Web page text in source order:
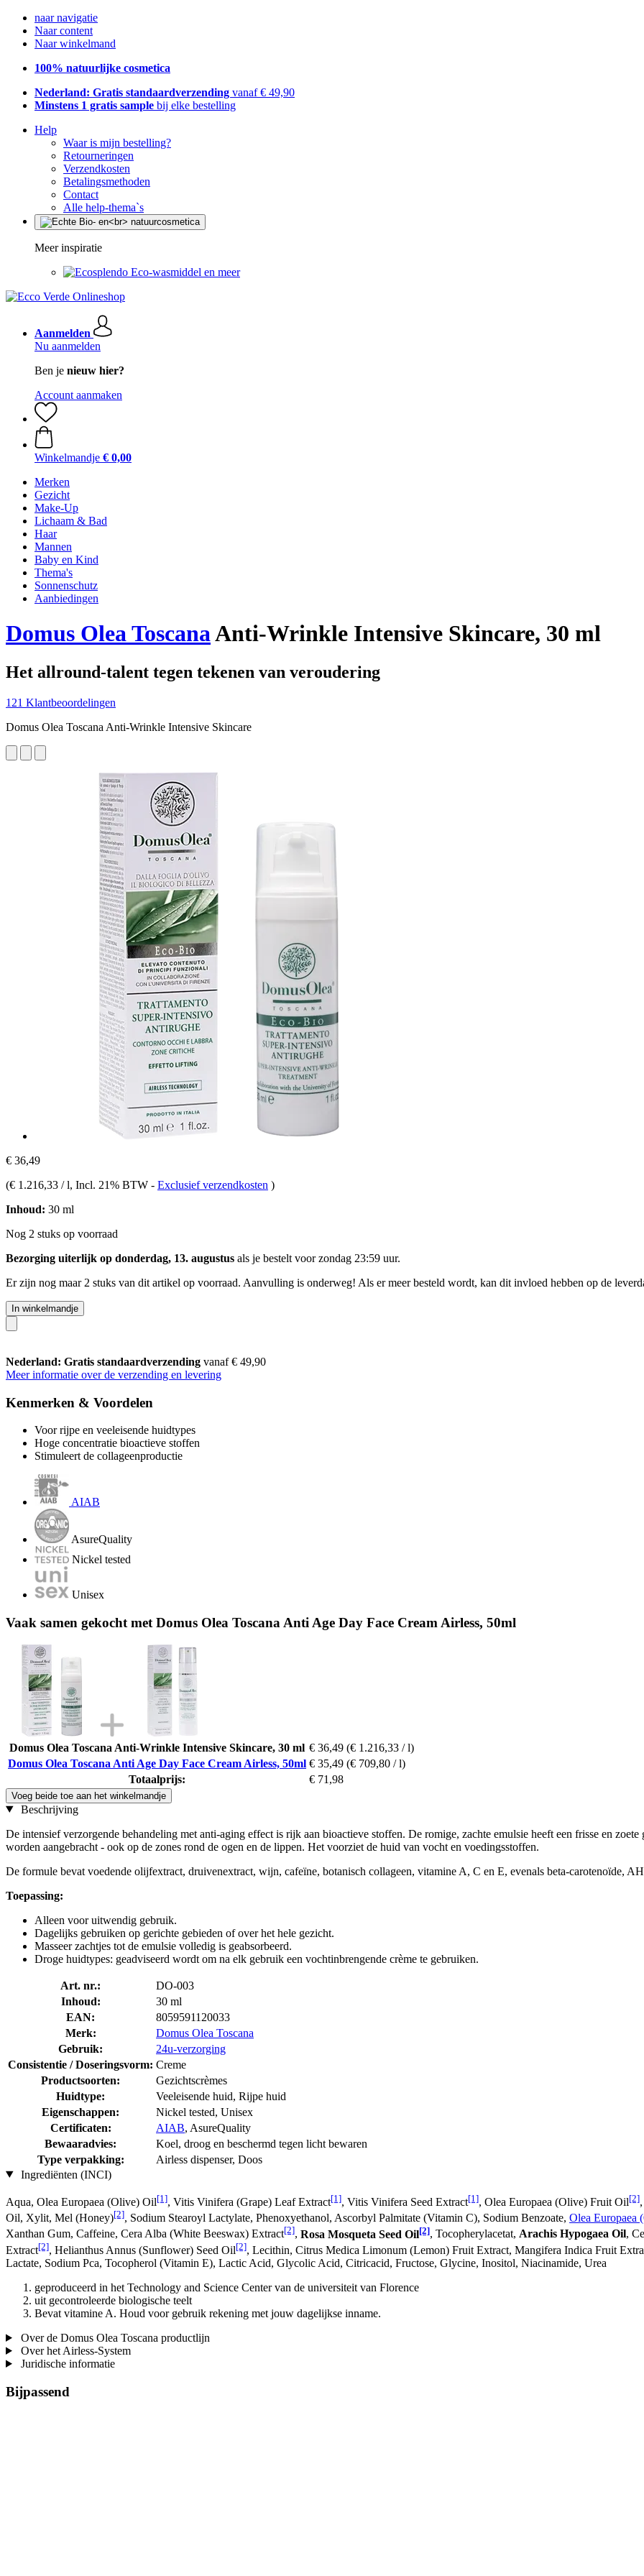
naar navigatie
Naar content
Naar winkelmand
100% natuurlijke cosmetica
Nederland: Gratis standaardverzending vanaf € 49,90
Minstens 1 gratis sample bij elke bestelling
Help
Waar is mijn bestelling?
Retourneringen
Verzendkosten
Betalingsmethoden
Contact
Alle help-thema`s
Meer inspiratie
Eco-wasmiddel en meer
Aanmelden
Nu aanmelden
Ben je nieuw hier?
Account aanmaken
Winkelmandje € 0,00
Merken
Gezicht
Make-Up
Lichaam & Bad
Haar
Mannen
Baby en Kind
Thema's
Sonnenschutz
Aanbiedingen
Domus Olea ToscanaAnti-Wrinkle Intensive Skincare, 30 ml
Het allround-talent tegen tekenen van veroudering
121 Klantbeoordelingen
Domus Olea Toscana Anti-Wrinkle Intensive Skincare
€ 36,49
(€ 1.216,33 / l, Incl. 21% BTW - Exclusief verzendkosten )
Inhoud: 30 ml
Nog 2 stuks op voorraad
Bezorging uiterlijk op donderdag, 13. augustus als je bestelt voorzondag 23:59 uur.
Er zijn nog maar 2 stuks van dit artikel op voorraad. Aanvulling is onderweg! Als er meer besteld wordt, kan dit invloed hebben op de
In winkelmandje
Nederland: Gratis standaardverzending vanaf € 49,90
Meer informatie over de verzending en levering
Kenmerken & Voordelen
Voor rijpe en veeleisende huidtypes
Hoge concentratie bioactieve stoffen
Stimuleert de collageenproductie
AIAB
AsureQuality
Nickel tested
Unisex
Vaak samen gekocht met Domus Olea Toscana Anti Age Day Face Cream Airless, 50ml
Domus Olea Toscana Anti-Wrinkle Intensive Skincare, 30 ml € 36,49 (€ 1.216,33 / l)
Domus Olea Toscana Anti Age Day Face Cream Airless, 50ml € 35,49 (€ 709,80 / l)
Totaalprijs:
€ 71,98
Voeg beide toe aan het winkelmandje
Beschrijving
De intensief verzorgende behandeling met anti-aging effect is rijk aan bioactieve stoffen. De romige, zachte emulsie heeft een frisse en
worden aangebracht - ook op de zones rond de ogen en de lippen. Het voorziet de huid van vocht en voedingsstoffen.
De formule bevat voedende olijfextract, druivenextract, wijn, cafeïne, botanisch collageen, vitamine A, C en E, evenals beta-carotenoïde,
Toepassing:
Alleen voor uitwendig gebruik.
Dagelijks gebruiken op gerichte gebieden of over het hele gezicht.
Masseer zachtjes tot de emulsie volledig is geabsorbeerd.
Droge huidtypes: geadviseerd wordt om na elk gebruik een vochtinbrengende crème te gebruiken.
Art. nr.:
DO-003
Inhoud:
30 ml
EAN:
8059591120033
Merk:
Domus Olea Toscana
Gebruik:
24u-verzorging
Consistentie / Doseringsvorm: Creme
Productsoorten:
Gezichtscrèmes
Huidtype:
Veeleisende huid, Rijpe huid
Eigenschappen:
Nickel tested, Unisex
Certificaten:
AIAB, AsureQuality
Bewaaradvies:
Koel, droog en beschermd tegen licht bewaren
Type verpakking:
Airless dispenser, Doos
Ingrediënten (INCI)
Aqua, Olea Europaea (Olive) Oil[1], Vitis Vinifera (Grape) Leaf Extract[1], Vitis Vinifera Seed Extract[1], Olea Europaea (Olive) Fruit Oil[2]
Oil, Xylit, Mel (Honey)[2], Sodium Stearoyl Lactylate, Phenoxyethanol, Ascorbyl Palmitate (Vitamin C), Sodium Benzoate, Olea Europaea
Xanthan Gum, Caffeine, Cera Alba (White Beeswax) Extract[2], Rosa Mosqueta Seed Oil[2], Tocopherylacetat, Arachis Hypogaea Oil,
Extract[2], Helianthus Annus (Sunflower) Seed Oil[2], Lecithin, Citrus Medica Limonum (Lemon) Fruit Extract, Mangifera Indica Fruit
Lactate, Sodium Pca, Tocopherol (Vitamin E), Lactic Acid, Glycolic Acid, Citricacid, Fructose, Glycine, Inositol, Niacinamide, Urea
geproduceerd in het Technology and Science Center van de universiteit van Florence
uit gecontroleerde biologische teelt
Bevat vitamine A. Houd voor gebruik rekening met jouw dagelijkse inname.
Over de Domus Olea Toscana productlijn
Over het Airless-System
Juridische informatie
Bijpassend